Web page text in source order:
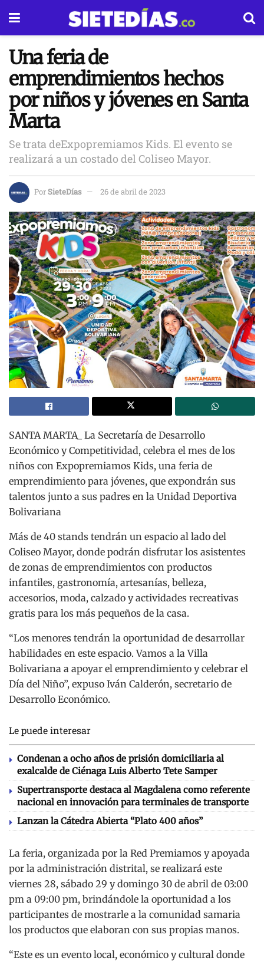
Una feria de
emprendimientos hechos
por niños y jóvenes en Santa
Marta
Se trata deExpopremiamos Kids. El evento se
realizará a un costado del Coliseo Mayor.
PorSieteDías 26 de abril de 2023
SANTA MARTA_ La Secretaría de Desarrollo
Económico y Competitividad, celebra el mes de los
niños con Expopremiamos Kids, una feria de
emprendimiento para jóvenes, que expondrán sus
talentos junto a sus padres en la Unidad Deportiva
Bolivariana
Más de 40 stands tendrán un espacio al lado del
Coliseo Mayor, donde podrán disfrutar los asistentes
de zonas de emprendimientos con productos
infantiles, gastronomía, artesanías, belleza,
accesorios, moda, calzado y actividades recreativas
gratis para los más pequeños de la casa.
“Los menores tendrán la oportunidad de desarrollar
habilidades en este espacio. Vamos a la Villa
Bolivariana a apoyar el emprendimiento y celebrar el
Día del Niño”, expuso Iván Calderón, secretario de
Desarrollo Económico.
Le puede interesar
Condenan a ocho años de prisión domiciliaria al
exalcalde de Ciénaga Luis Alberto Tete Samper
Supertransporte destaca al Magdalena como referente
nacional en innovación para terminales de transporte
Lanzan la Cátedra Abierta “Plato 400 años”
La feria, organizada por la Red Premiamos y apoyada
por la administración distrital, se realizará este
viernes 28, sábado 29 y domingo 30 de abril de 03:00
pm a 09:00 pm, brindándole la oportunidad a los
participantes de mostrarle a la comunidad samaria
los productos que elaboran con sus propias manos.
“Este es un evento local, económico y cultural donde